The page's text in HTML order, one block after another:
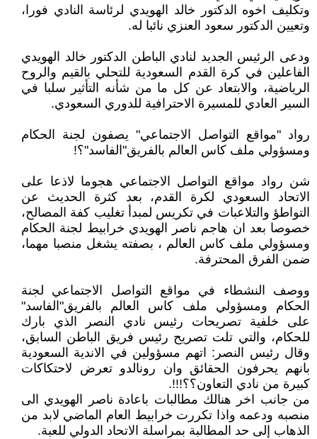
وتكليف اخوه الدكتور خالد الهويدي لرئاسة النادي فورا،
وتعيين الدكتور سعود العنزي نائبا له.
ودعى الرئيس الجديد لنادي الباطن الدكتور خالد الهويدي
الفاعلين في كرة القدم السعودية للتحلي بالقيم والروح
الرياضية، والابتعاد عن كل ما من شأنه التأثير سلبا في
السير العادي للمسيرة الاحترافية للدوري السعودي.
رواد "مواقع التواصل الاجتماعي" يصفون لجنة الحكام
ومسؤولي ملف كاس العالم بالفريق"الفاسد"؟!
شن رواد مواقع التواصل الاجتماعي هجوما لاذعا على
الاتحاد السعودي لكرة القدم، بعد كثرة الحديث عن
التواطؤ والتلاعبات في تكريس لمبدأ تغليب كفة المصالح،
خصوصا بعد ان هاجم ناصر الهويدي خرابيط لجنة الحكام
ومسؤولي ملف كاس العالم ، بصفته يشغل منصبا مهما،
ضمن الفرق المحترفة.
ووصف النشطاء في مواقع التواصل الاجتماعي لجنة
الحكام ومسؤولي ملف كاس العالم بالفريق"الفاسد"
على خلفية تصريحات رئيس نادي النصر الذي بارك
للحكام، والتي تلت تصريح رئيس فريق الباطن السابق،
وقال رئيس النصر: اتهم مسؤولين في الاندية السعودية
بانهم يحرفون الحقائق وان رونالدو تعرض لاحتكاكات
كبيرة من نادي التعاون؟؟!!!.
من جانب اخر هنالك مطالبات باعادة ناصر الهويدي الى
منصبه ودعمه واذا تكررت خرابيط العام الماضي لابد من
الذهاب إلى حد المطالبة بمراسلة الاتحاد الدولي للعبة.